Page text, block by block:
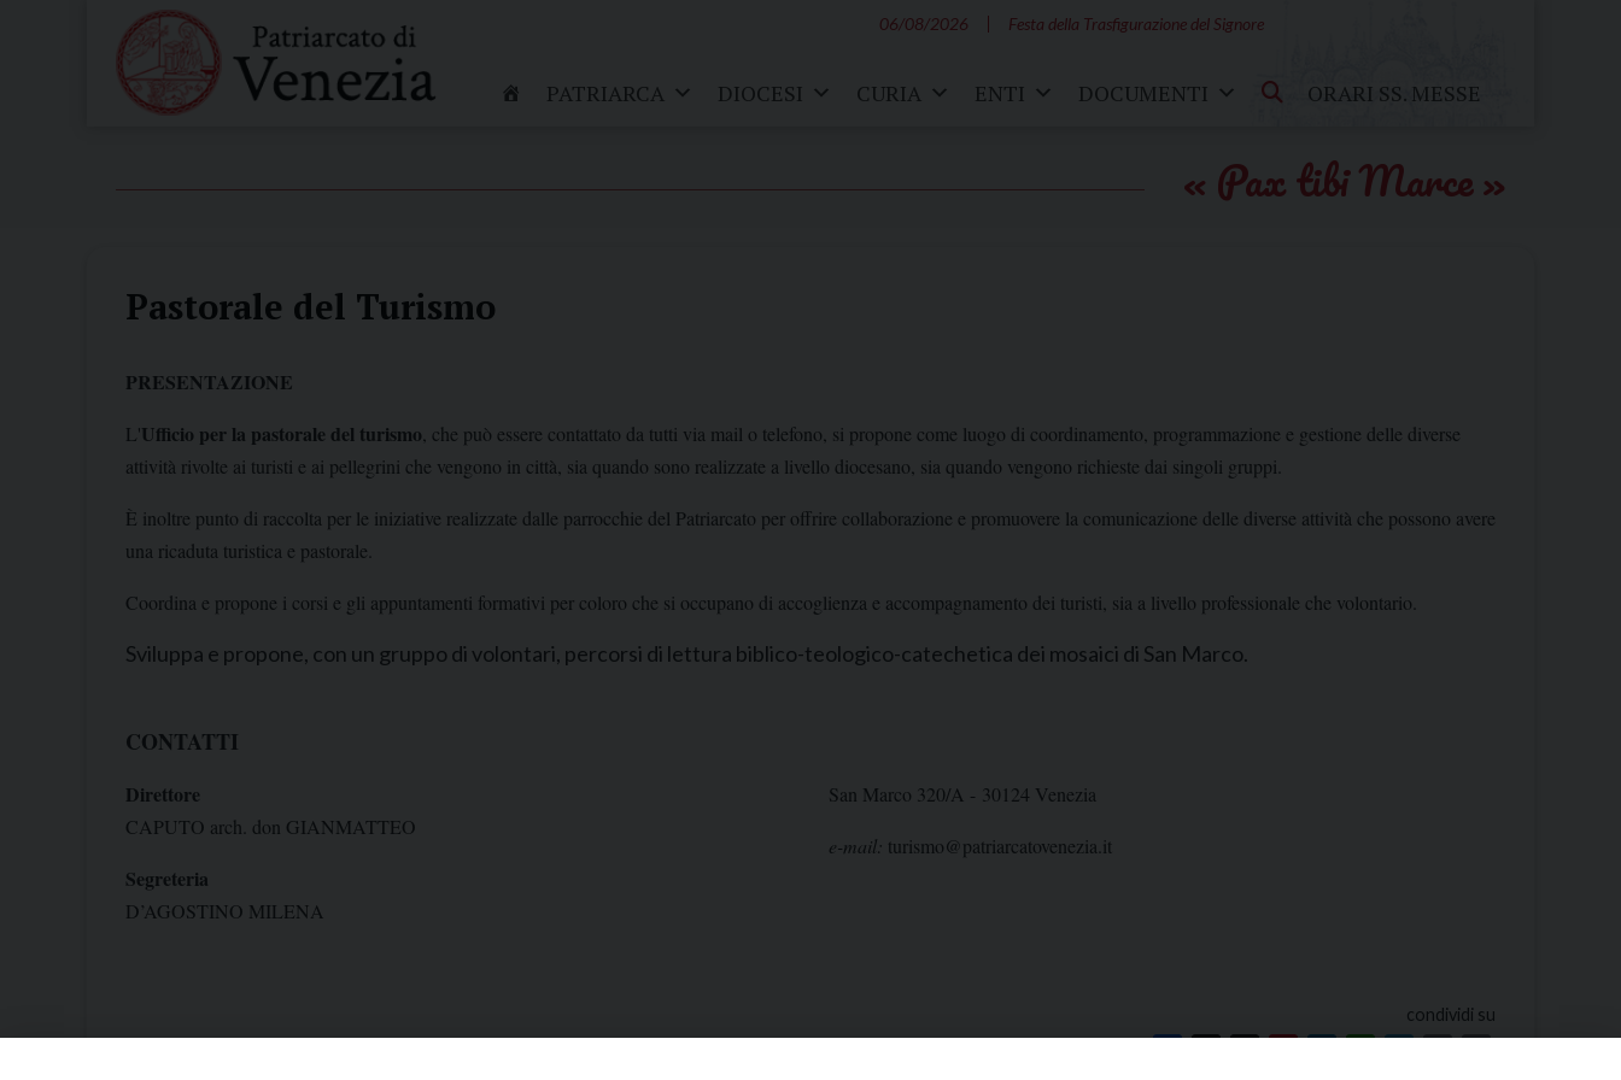
06/08/2026 Festa della Trasfigurazione del Signore
PATRIARCA DIOCESI CURIA ENTI DOCUMENTI ORARI SS. MESSE
Pax tibi Marce
Pastorale del Turismo
PRESENTAZIONE
L'Ufficio per la pastorale del turismo , che può essere contattato da tutti via mail o telefono, si propone come luogo di coordinamento, programmazione e gestione delle diverse
attività rivolte ai turisti e ai pellegrini che vengono in città, sia quando sono realizzate a livello diocesano, sia quando vengono richieste dai singoli gruppi.
È inoltre punto di raccolta per le iniziative realizzate dalle parrocchie del Patriarcato per offrire collaborazione e promuovere la comunicazione delle diverse attività che possono avere
una ricaduta turistica e pastorale.
Coordina e propone i corsi e gli appuntamenti formativi per coloro che si occupano di accoglienza e accompagnamento dei turisti, sia a livello professionale che volontario.
Sviluppa e propone, con un gruppo di volontari, percorsi di lettura biblico-teologico-catechetica dei mosaici di San Marco.
CONTATTI
Direttore
CAPUTO arch. don GIANMATTEO
Segreteria
D’AGOSTINO MILENA
San Marco 320/A - 30124 Venezia
e-mail: turismo@patriarcatovenezia.it
condividi su